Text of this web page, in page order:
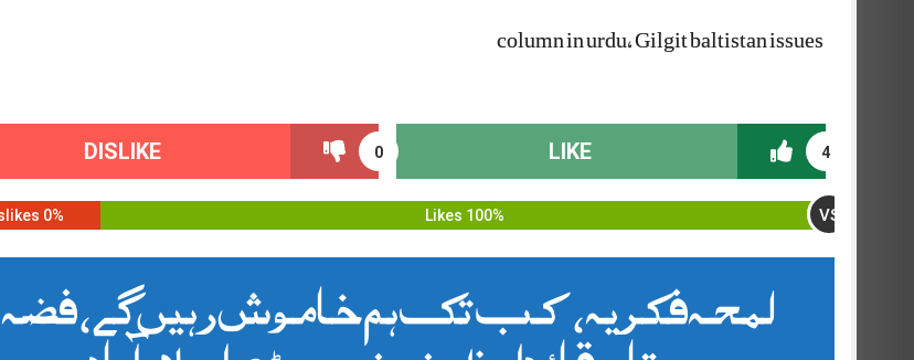
column in urdu, Gilgit baltistan issues
4
LIKE
0
DISLIKE
100% Likes VS
0% Dislikes
لمحہ فکریہ ، کب تک ہم خاموش رہیں گے، فضہ